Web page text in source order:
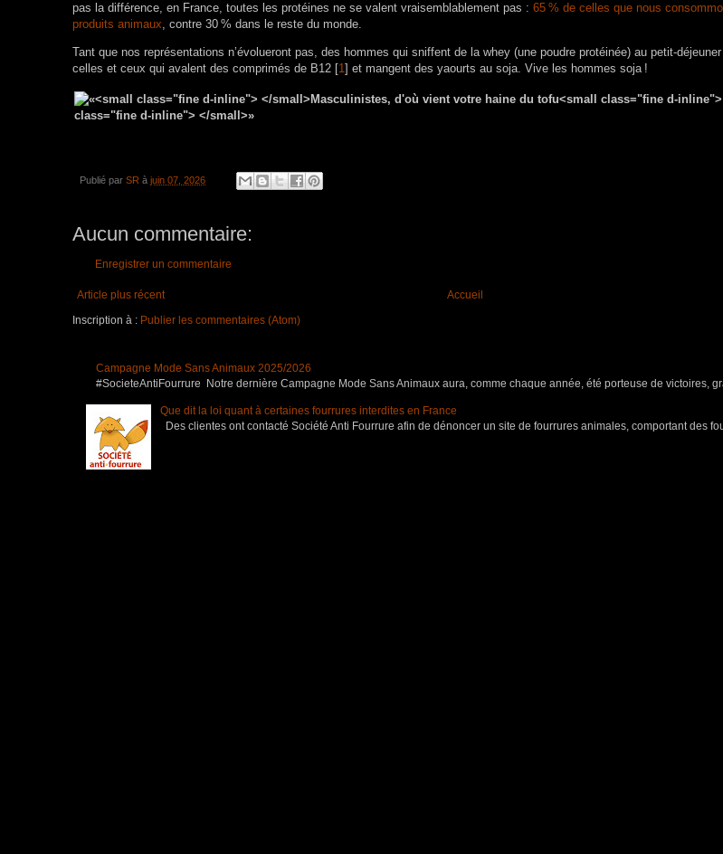
pas la différence, en France, toutes les protéines ne se valent vraisemblablement pas : 65 % de celles que nous
produits animaux, contre 30 % dans le reste du monde.
Tant que nos représentations n’évolueront pas, des hommes qui sniffent de la whey (une poudre protéinée) au petit-
celles et ceux qui avalent des comprimés de B12 [1] et mangent des yaourts au soja. Vive les hommes soja !
Publié par SR à juin 07, 2026
Aucun commentaire:
Enregistrer un commentaire
Article plus récent
Accueil
Inscription à : Publier les commentaires (Atom)
Campagne Mode Sans Animaux 2025/2026
#SocieteAntiFourrure Notre dernière Campagne Mode Sans Animaux aura, comme chaque année, été porteuse de victoires,
Que dit la loi quant à certaines fourrures interdites en France
Des clientes ont contacté Société Anti Fourrure afin de dénoncer un site de fourrures animales, comportant des